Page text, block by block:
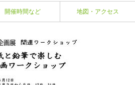
開催時間など 地図・アクセス